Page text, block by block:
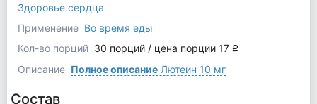
Здоровье сердца
Применение Во время еды
Кол-во порций 30 порций / цена порции 17 q
Описание Полное описаниеЛютеин 10 мг
Состав